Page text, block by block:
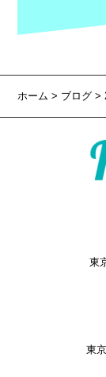
ホーム> ブログ >
東
東